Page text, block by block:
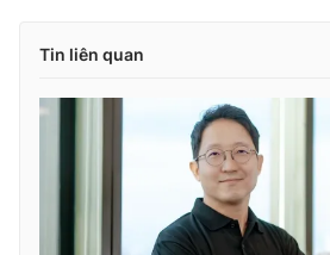
Tin liên quan